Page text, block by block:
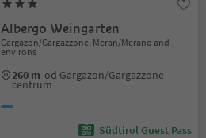
Albergo Weingarten
Gargazon/Gargazzone, Meran/Merano and
environs
260 m od Gargazon/Gargazzone
centrum
Südtirol Guest Pass